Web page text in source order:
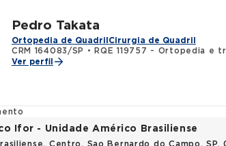
Pedro Takata
Ortopedia de Quadril Cirurgia de Quadril
CRM 164083/SP
•
RQE 119757 - Ortopedia e
Ver perfil
Ifor - Unidade Américo Brasiliense
Centro, Sao Bernardo do Campo, SP,